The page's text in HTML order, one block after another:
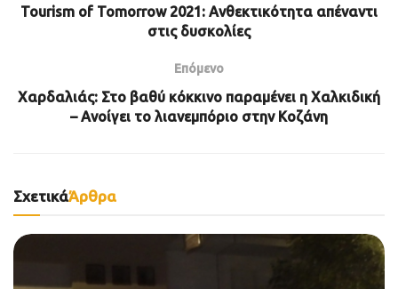
Tourism of Tomorrow 2021: Ανθεκτικότητα απέναντι
στις δυσκολίες
Επόμενο
Χαρδαλιάς: Στο βαθύ κόκκινο παραμένει η Χαλκιδική
– Ανοίγει το λιανεμπόριο στην Κοζάνη
ΣχετικάΆρθρα